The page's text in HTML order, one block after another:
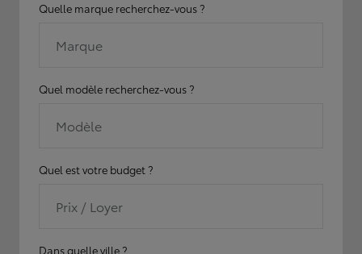
Quelle marque recherchez-vous ?
Marque
Quel modèle recherchez-vous ?
Modèle
Quel est votre budget ?
Prix / Loyer
Dans quelle ville ?